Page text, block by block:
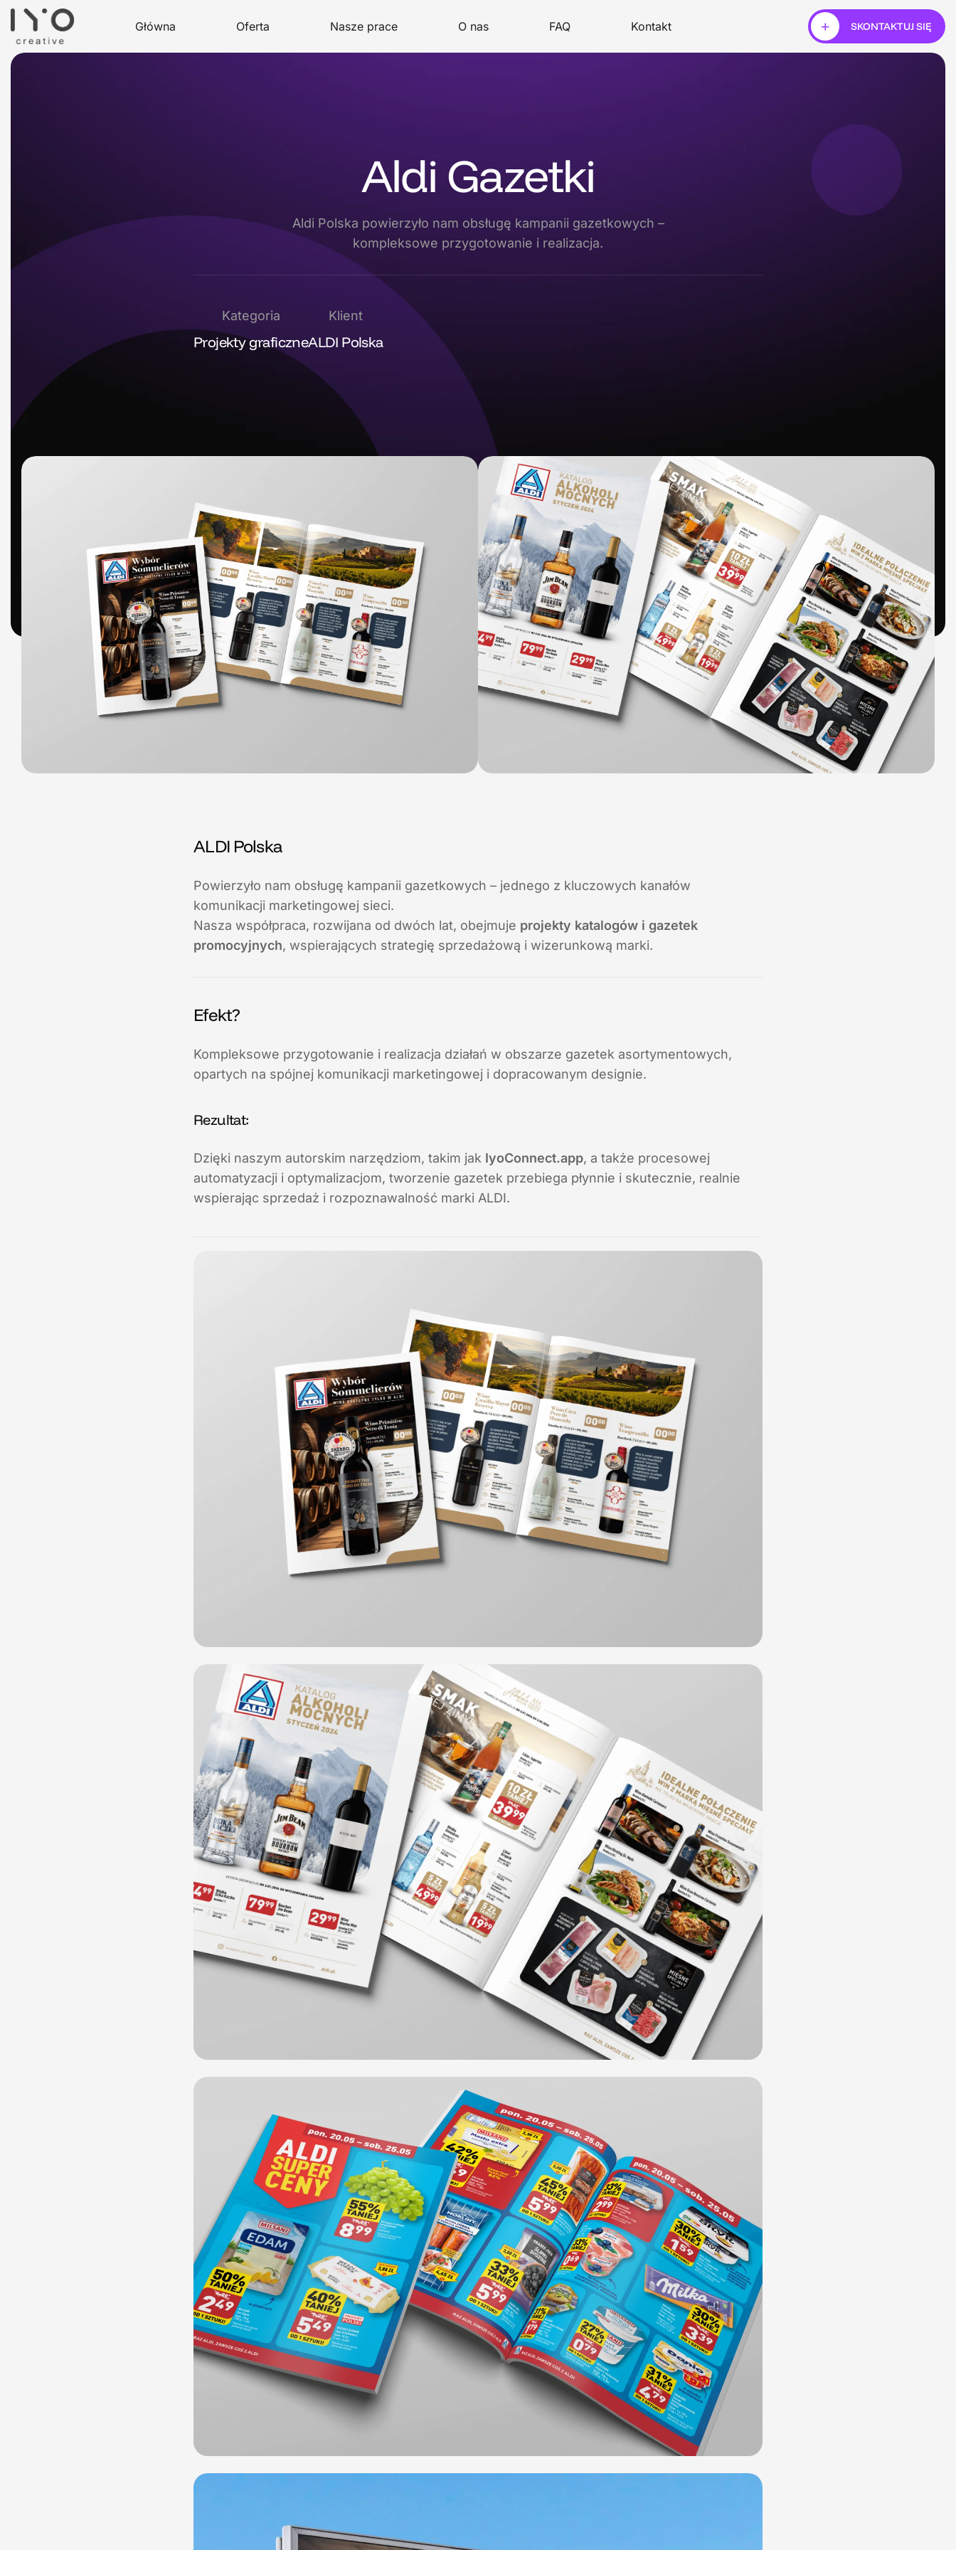
Główna Oferta Nasze prace O nas FAQ Kontakt SKONTAKTUJ SIĘ
Aldi Gazetki
Aldi Polska powierzyło nam obsługę kampanii gazetkowych –
kompleksowe przygotowanie i realizacja.
Kategoria
Projekty graficzne
Klient
ALDI Polska
ALDI Polska
Powierzyło nam obsługę kampanii gazetkowych – jednego z kluczowych kanałów
komunikacji marketingowej sieci.
Nasza współpraca, rozwijana od dwóch lat, obejmuje projekty katalogów i gazetek
promocyjnych, wspierających strategię sprzedażową i wizerunkową marki.
Efekt?
Kompleksowe przygotowanie i realizacja działań w obszarze gazetek asortymentowych,
opartych na spójnej komunikacji marketingowej i dopracowanym designie.
Rezultat:
Dzięki naszym autorskim narzędziom, takim jak IyoConnect.app, a także procesowej
automatyzacji i optymalizacjom, tworzenie gazetek przebiega płynnie i skutecznie, realnie
wspierając sprzedaż i rozpoznawalność marki ALDI.